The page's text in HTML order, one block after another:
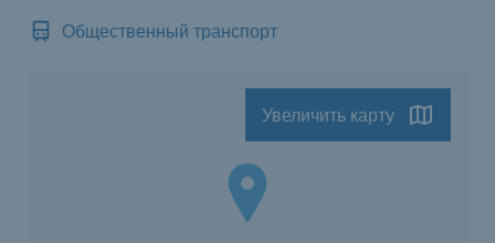
Общественный транспорт
Увеличить карту